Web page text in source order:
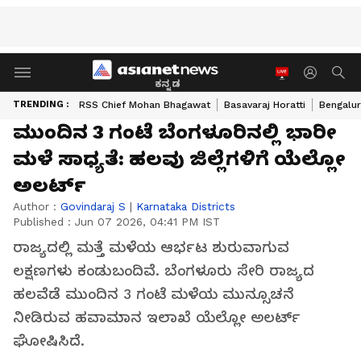
ಕನ್ನಡ
TRENDING : RSS Chief Mohan Bhagawat Basavaraj Horatti
ಮುಂದಿನ 3 ಗಂಟೆ ಬೆಂಗಳೂರಿನಲ್ಲಿ ಭಾರೀ
ಮಳೆ ಸಾಧ್ಯತೆ: ಹಲವು ಜಿಲ್ಲೆಗಳಿಗೆ ಯೆಲ್ಲೋ
ಅಲರ್ಟ್
Author : Govindaraj S | Karnataka Districts
Published : Jun 07 2026, 04:41 PM IST
ರಾಜ್ಯದಲ್ಲಿ ಮತ್ತೆ ಮಳೆಯ ಆರ್ಭಟ ಶುರುವಾಗುವ
ಲಕ್ಷಣಗಳು ಕಂಡುಬಂದಿವೆ. ಬೆಂಗಳೂರು ಸೇರಿ ರಾಜ್ಯದ
ಹಲವೆಡೆ ಮುಂದಿನ 3 ಗಂಟೆ ಮಳೆಯ ಮುನ್ಸೂಚನೆ
ನೀಡಿರುವ ಹವಾಮಾನ ಇಲಾಖೆ ಯೆಲ್ಲೋ ಅಲರ್ಟ್
ಘೋಷಿಸಿದೆ.